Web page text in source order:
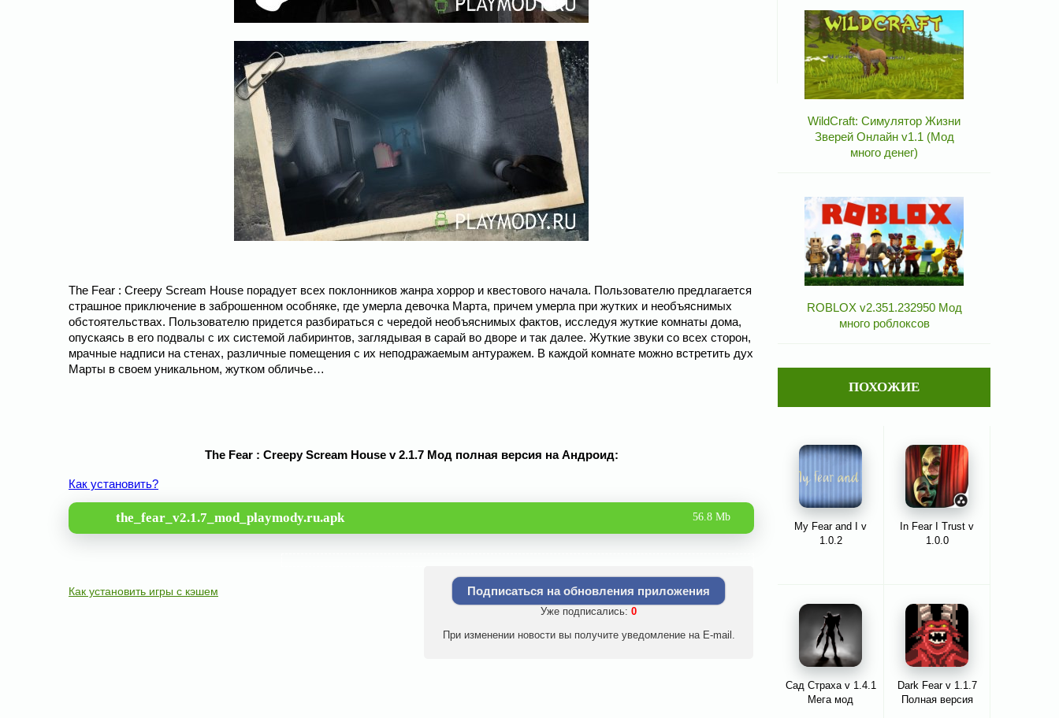
The Fear : Creepy Scream House порадует всех поклонников жанра хоррор и квестового начала. Пользователю предлагается
страшное приключение в заброшенном особняке, где умерла девочка Марта, причем умерла при жутких и необъяснимых
обстоятельствах. Пользователю придется разбираться с чередой необъяснимых фактов, исследуя жуткие комнаты дома,
опускаясь в его подвалы с их системой лабиринтов, заглядывая в сарай во дворе и так далее. Жуткие звуки со всех сторон,
мрачные надписи на стенах, различные помещения с их неподражаемым антуражем. В каждой комнате можно встретить дух
Марты в своем уникальном, жутком обличье…
The Fear : Creepy Scream House v 2.1.7 Мод полная версия на Андроид:
Как установить?
the_fear_v2.1.7_mod_playmody.ru.apk 56.8 Mb
Как установить игры с кэшем Подписаться на обновления приложения
Уже подписались: 0
При изменении новости вы получите уведомление на E-mail.
WildCraft: Симулятор Жизни
Зверей Онлайн v1.1 (Мод
много денег)
ROBLOX v2.351.232950 Мод
много роблоксов
ПОХОЖИЕ
My Fear and I v
1.0.2
In Fear I Trust v
1.0.0
Сад Страха v 1.4.1
Мега мод
Dark Fear v 1.1.7
Полная версия